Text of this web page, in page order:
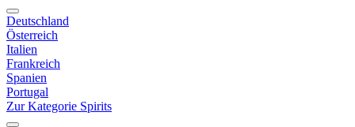
Deutschland
Österreich
Italien
Frankreich
Spanien
Portugal
Zur Kategorie Spirits